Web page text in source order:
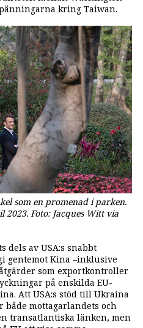
kring Taiwan.
som en promenad i parken.
Foto: Jacques Witt via
dels av USA:s snabbt
gentemot Kina –inklusive
som exportkontroller
på enskilda EU-
Att USA:s stöd till Ukraina
både mottagarlandets och
transatlantiska länken, men